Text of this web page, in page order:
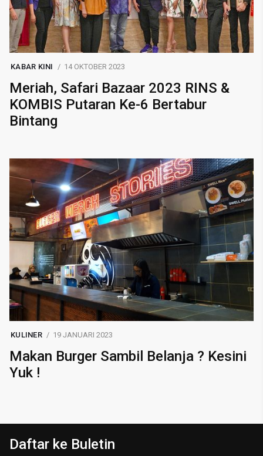
KABAR KINI 14 OKTOBER 2023
Meriah, Safari Bazaar 2023 RINS &
KOMBIS Putaran Ke-6 Bertabur
Bintang
KULINER 19 JANUARI 2023
Makan Burger Sambil Belanja ? Kesini
Yuk !
Daftar ke Buletin